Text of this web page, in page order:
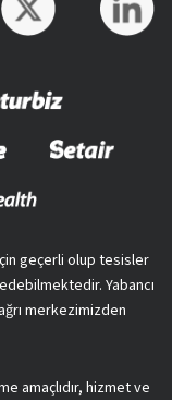
geçerli olup tesisler
Yabancı
merkezimizden
amaçlıdır, hizmet ve